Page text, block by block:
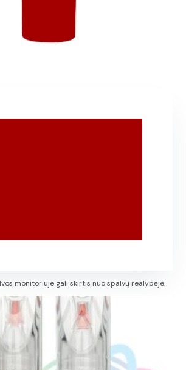
monitoriuje gali skirtis nuo spalvų realybėje.